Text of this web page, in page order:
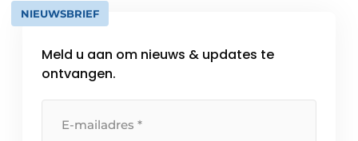
NIEUWSBRIEF
Meld u aan om nieuws & updates te
ontvangen.